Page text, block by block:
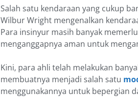
Salah satu kendaraan yang cukup
Wilbur Wright mengenalkan
Para insinyur masih banyak
menganggapnya aman untuk
Kini, para ahli telah melakukan
membuatnya menjadi salah satu
menggunakannya untuk bepergian